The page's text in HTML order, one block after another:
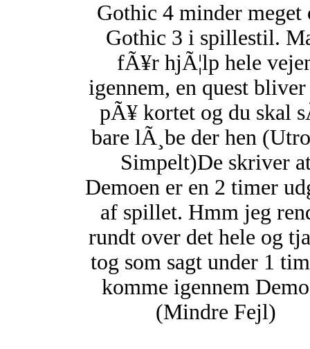
Gothic 4 minder meget
Gothic 3 i spillestil.
fÃ¥r hjÃ¦lp hele
igennem, en quest
pÃ¥ kortet og du skal
bare lÃ¸be der hen
Simpelt)De skriver
Demoen er en 2 timer
af spillet. Hmm jeg
rundt over det hele og
tog som sagt under 1
komme igennem
(Mindre Fejl)